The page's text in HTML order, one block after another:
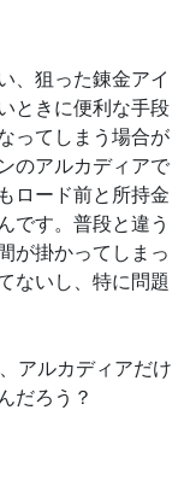
、狙った錬金アイ
ときに便利な手段
ってしまう場合が
のアルカディアで
ロード前と所持金
です。普段と違う
が掛かってしまっ
ないし、特に問題
アルカディアだけ
だろう？